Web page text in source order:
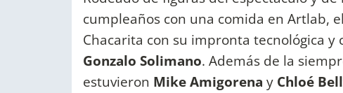
cumpleaños con una comida en Artlab,
Chacarita con su impronta tecnológica
Gonzalo Solimano. Además de la
estuvieron Mike Amigorena y Chloé